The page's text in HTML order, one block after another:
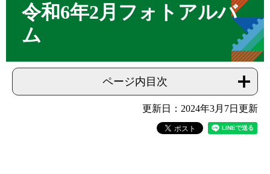
令和6年2月フォトアルバ
ム
ページ内目次
更新日：2024年3月7日更新